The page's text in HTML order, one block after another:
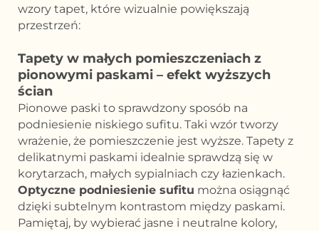
wzory tapet, które wizualnie powiększają
przestrzeń:
Tapety w małych pomieszczeniach z
pionowymi paskami – efekt wyższych
ścian
Pionowe paski to sprawdzony sposób na
podniesienie niskiego sufitu. Taki wzór tworzy
wrażenie, że pomieszczenie jest wyższe. Tapety z
delikatnymi paskami idealnie sprawdzą się w
korytarzach, małych sypialniach czy łazienkach.
Optyczne podniesienie sufitu można osiągnąć
dzięki subtelnym kontrastom między paskami.
Pamiętaj, by wybierać jasne i neutralne kolory,